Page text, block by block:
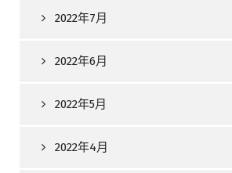
2022年7月
2022年6月
2022年5月
2022年4月